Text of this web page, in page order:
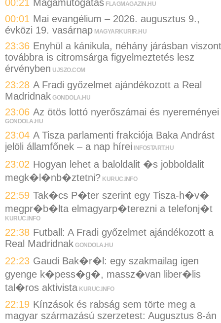
00:21 Magamutogatás FLAGMAGAZIN.HU
00:01 Mai evangélium – 2026. augusztus 9.,
évközi 19. vasárnap MAGYARKURIR.HU
23:36 Enyhül a kánikula, néhány járásban viszont
továbbra is citromsárga figyelmeztetés lesz
érvényben UJSZO.COM
23:28 A Fradi győzelmet ajándékozott a Real
Madridnak GONDOLA.HU
23:06 Az ötös lottó nyerőszámai és nyereményei
GONDOLA.HU
23:04 A Tisza parlamenti frakciója Baka Andrást
jelöli államfőnek – a nap hírei
INFOSTART.HU
23:02 Hogyan lehet a baloldalit �s jobboldalit
megk�l�nb�ztetni? KURUC.INFO
22:59 Tak�cs P�ter szerint egy Tisza-h�v�
megpr�b�lta elmagyarp�terezni a telefonj�t
KURUC.INFO
22:38 Futball: A Fradi győzelmet ajándékozott a
Real Madridnak GONDOLA.HU
22:23 Gaudi Bak�r�l: egy szakmailag igen
gyenge k�pess�g�, massz�van liber�lis
tal�ros aktivista KURUC.INFO
22:19 Kínzások és rabság sem törte meg a
magyar származású szerzetest: Augusztus 8-án